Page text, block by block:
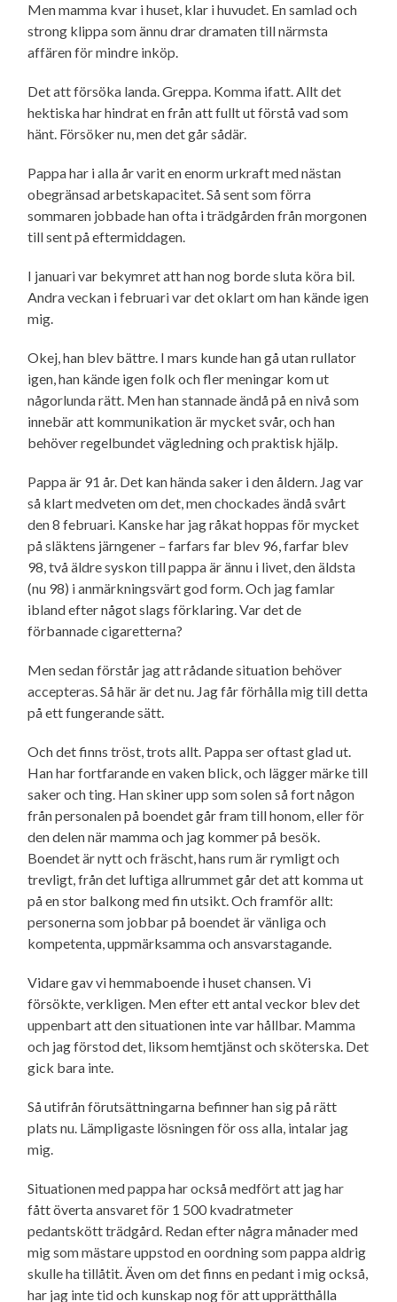
Men mamma kvar i huset, klar i huvudet. En samlad och
strong klippa som ännu drar dramaten till närmsta
affären för mindre inköp.
Det att försöka landa. Greppa. Komma ifatt. Allt det
hektiska har hindrat en från att fullt ut förstå vad som
hänt. Försöker nu, men det går sådär.
Pappa har i alla år varit en enorm urkraft med nästan
obegränsad arbetskapacitet. Så sent som förra
sommaren jobbade han ofta i trädgården från morgonen
till sent på eftermiddagen.
I januari var bekymret att han nog borde sluta köra bil.
Andra veckan i februari var det oklart om han kände igen
mig.
Okej, han blev bättre. I mars kunde han gå utan rullator
igen, han kände igen folk och fler meningar kom ut
någorlunda rätt. Men han stannade ändå på en nivå som
innebär att kommunikation är mycket svår, och han
behöver regelbundet vägledning och praktisk hjälp.
Pappa är 91 år. Det kan hända saker i den åldern. Jag var
så klart medveten om det, men chockades ändå svårt
den 8 februari. Kanske har jag råkat hoppas för mycket
på släktens järngener – farfars far blev 96, farfar blev
98, två äldre syskon till pappa är ännu i livet, den äldsta
(nu 98) i anmärkningsvärt god form. Och jag famlar
ibland efter något slags förklaring. Var det de
förbannade cigaretterna?
Men sedan förstår jag att rådande situation behöver
accepteras. Så här är det nu. Jag får förhålla mig till detta
på ett fungerande sätt.
Och det finns tröst, trots allt. Pappa ser oftast glad ut.
Han har fortfarande en vaken blick, och lägger märke till
saker och ting. Han skiner upp som solen så fort någon
från personalen på boendet går fram till honom, eller för
den delen när mamma och jag kommer på besök.
Boendet är nytt och fräscht, hans rum är rymligt och
trevligt, från det luftiga allrummet går det att komma ut
på en stor balkong med fin utsikt. Och framför allt:
personerna som jobbar på boendet är vänliga och
kompetenta, uppmärksamma och ansvarstagande.
Vidare gav vi hemmaboende i huset chansen. Vi
försökte, verkligen. Men efter ett antal veckor blev det
uppenbart att den situationen inte var hållbar. Mamma
och jag förstod det, liksom hemtjänst och sköterska. Det
gick bara inte.
Så utifrån förutsättningarna befinner han sig på rätt
plats nu. Lämpligaste lösningen för oss alla, intalar jag
mig.
Situationen med pappa har också medfört att jag har
fått överta ansvaret för 1 500 kvadratmeter
pedantskött trädgård. Redan efter några månader med
mig som mästare uppstod en oordning som pappa aldrig
skulle ha tillåtit. Även om det finns en pedant i mig också,
har jag inte tid och kunskap nog för att upprätthålla